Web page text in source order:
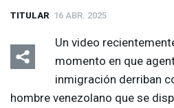
TITULAR 16 ABR. 2025
Un video
momento en que
inmigración derriban
hombre venezolano que se